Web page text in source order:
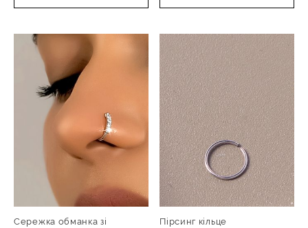
Сережка обманка зі
Пірсинг кільце